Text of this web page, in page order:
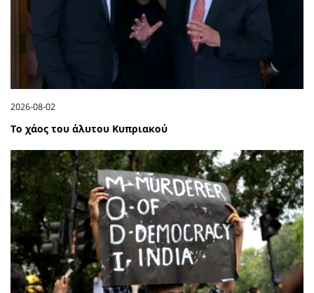
2026-08-02
Το χάος του άλυτου Κυπριακού